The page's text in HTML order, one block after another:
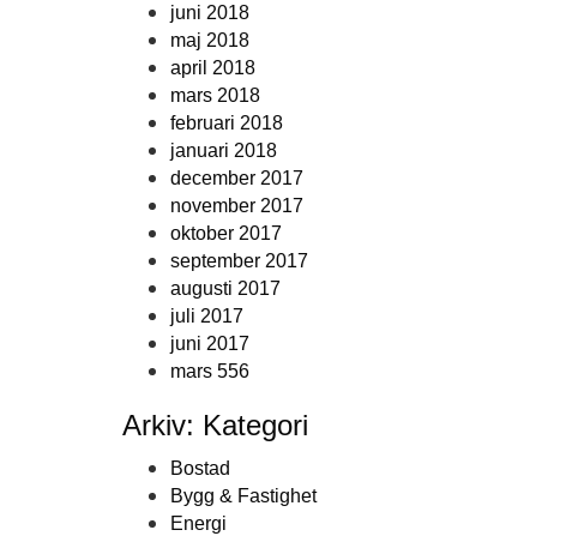
juni 2018
maj 2018
april 2018
mars 2018
februari 2018
januari 2018
december 2017
november 2017
oktober 2017
september 2017
augusti 2017
juli 2017
juni 2017
mars 556
Arkiv: Kategori
Bostad
Bygg & Fastighet
Energi